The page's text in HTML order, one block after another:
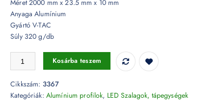
Méret 2000 mm x 23.5 mm x 10 mm
Anyaga Alumínium
Gyártó V-TAC
Súly 320 g/db
FEHÉR alumínium profil LED szalaghoz 2 méter tejfehér fedlappal -
Kosárba teszem
Cikkszám: 3367
Kategóriák: Alumínium profilok, LED Szalagok, tápegységek